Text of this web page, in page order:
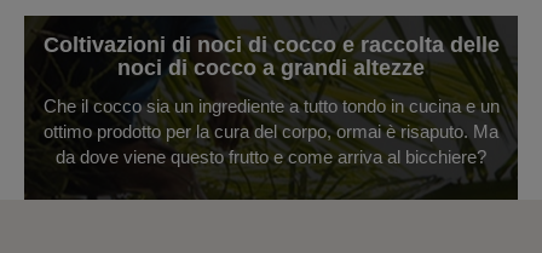
Coltivazioni di noci di cocco e raccolta delle
noci di cocco a grandi altezze
Che il cocco sia un ingrediente a tutto tondo in cucina e un
ottimo prodotto per la cura del corpo, ormai è risaputo. Ma
da dove viene questo frutto e come arriva al bicchiere?